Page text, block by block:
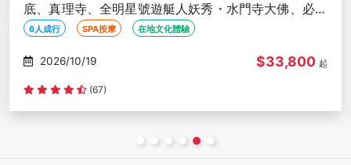
底、真理寺、全明星號遊艇人妖秀・水門寺大佛、必比
登美食、無購物、６人成行
6人成行 SPA按摩 在地文化體驗
2026/10/20 $33,800 起
(67)